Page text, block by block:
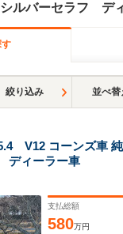
絞り込み 並べ替
V12 コーンズ車 純
ィーラー車
支払総額
580万円